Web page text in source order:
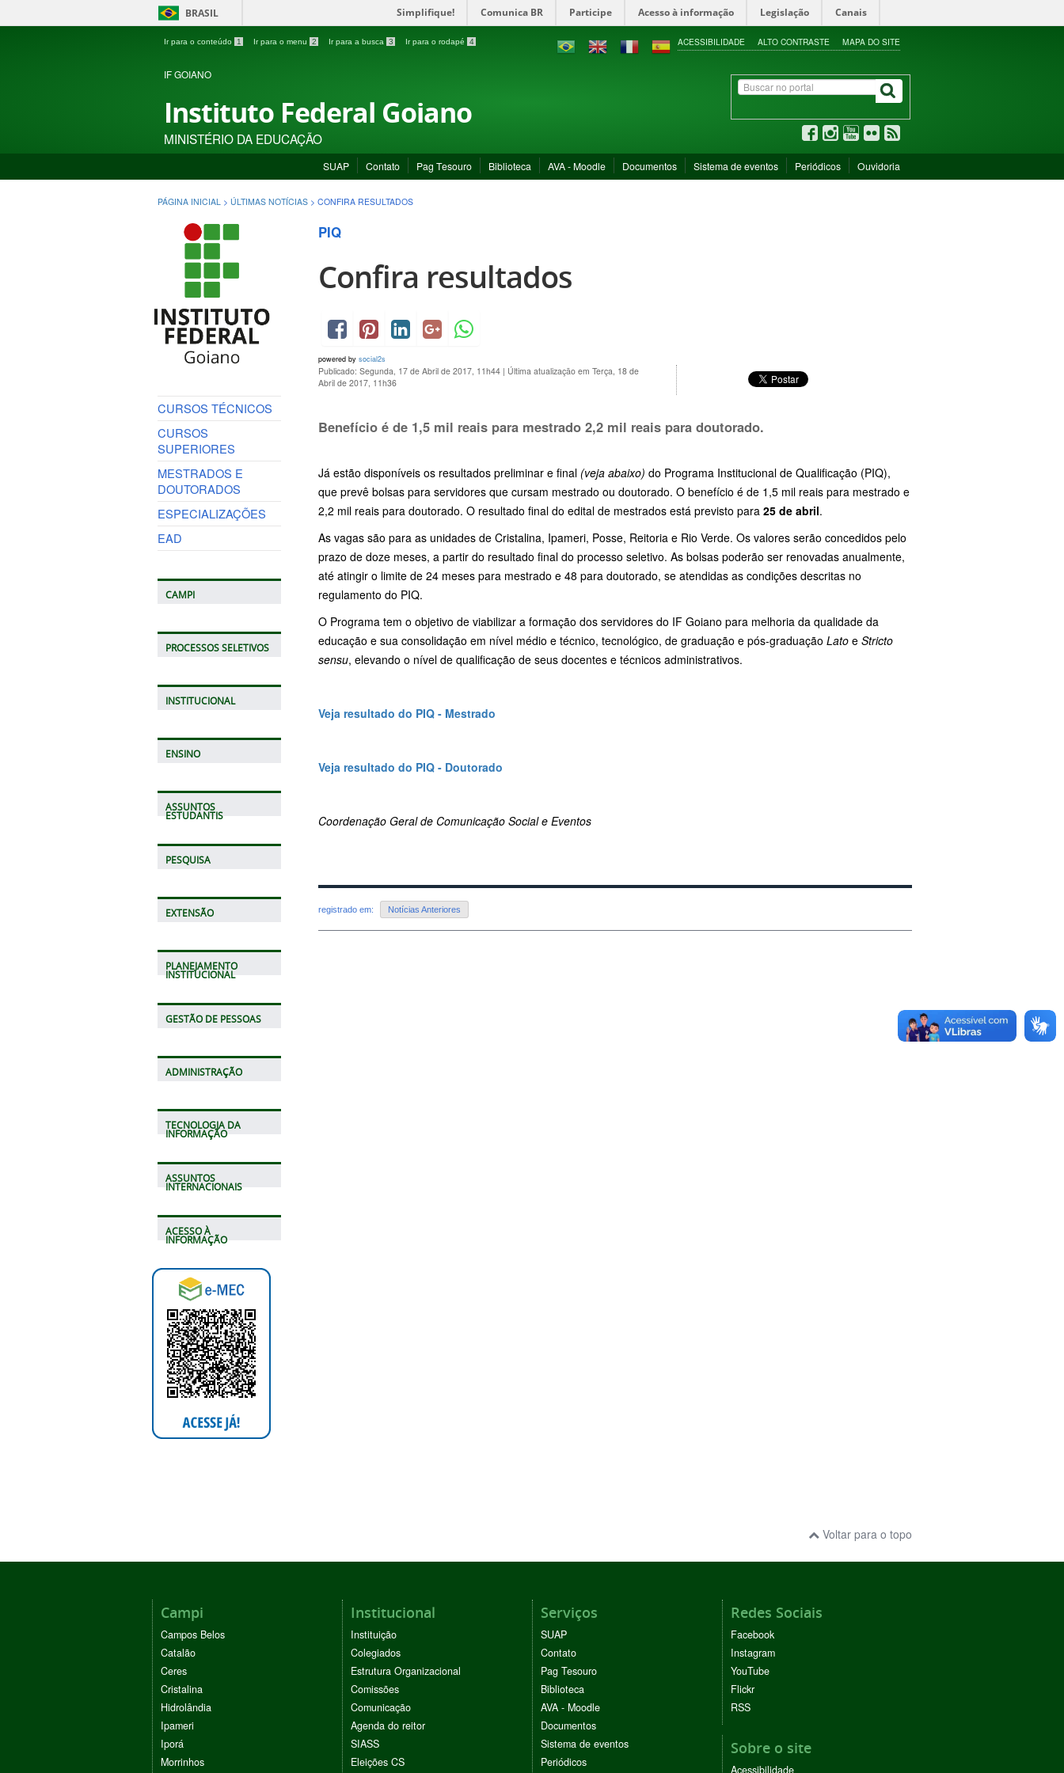
BRASIL Simplifique! Comunica BR Participe Acesso à informação Legislação Canais
Ir para o conteúdo 1 Ir para o menu 2 Ir para a busca 3 Ir para o rodapé 4 ACESSIBILIDADE ALTO CONTRASTE MAPA DO SITE
IF GOIANO
Instituto Federal Goiano
MINISTÉRIO DA EDUCAÇÃO
SUAP Contato Pag Tesouro Biblioteca AVA - Moodle Documentos Sistema de eventos Periódicos Ouvidoria
PÁGINA INICIAL > ÚLTIMAS NOTÍCIAS > CONFIRA RESULTADOS
CURSOS TÉCNICOS
CURSOS
SUPERIORES
MESTRADOS E
DOUTORADOS
ESPECIALIZAÇÕES
EAD
CAMPI
PROCESSOS SELETIVOS
INSTITUCIONAL
ENSINO
ASSUNTOS
ESTUDANTIS
PESQUISA
EXTENSÃO
PLANEJAMENTO
INSTITUCIONAL
GESTÃO DE PESSOAS
ADMINISTRAÇÃO
TECNOLOGIA DA
INFORMAÇÃO
ASSUNTOS
INTERNACIONAIS
ACESSO À
INFORMAÇÃO
PIQ
Confira resultados
powered by social2s
Publicado: Segunda, 17 de Abril de 2017, 11h44 | Última atualização em Terça, 18 de
Abril de 2017, 11h36
Benefício é de 1,5 mil reais para mestrado 2,2 mil reais para doutorado.
Já estão disponíveis os resultados preliminar e final (veja abaixo) do Programa Institucional de Qualificação (PIQ),
que prevê bolsas para servidores que cursam mestrado ou doutorado. O benefício é de 1,5 mil reais para mestrado e
2,2 mil reais para doutorado. O resultado final do edital de mestrados está previsto para 25 de abril.
As vagas são para as unidades de Cristalina, Ipameri, Posse, Reitoria e Rio Verde. Os valores serão concedidos pelo
prazo de doze meses, a partir do resultado final do processo seletivo. As bolsas poderão ser renovadas anualmente,
até atingir o limite de 24 meses para mestrado e 48 para doutorado, se atendidas as condições descritas no
regulamento do PIQ.
O Programa tem o objetivo de viabilizar a formação dos servidores do IF Goiano para melhoria da qualidade da
educação e sua consolidação em nível médio e técnico, tecnológico, de graduação e pós-graduação Lato e Stricto
sensu, elevando o nível de qualificação de seus docentes e técnicos administrativos.
Veja resultado do PIQ - Mestrado
Veja resultado do PIQ - Doutorado
Coordenação Geral de Comunicação Social e Eventos
registrado em: Notícias Anteriores
Voltar para o topo
Campi
Campos Belos
Catalão
Ceres
Cristalina
Hidrolândia
Ipameri
Iporá
Morrinhos
Institucional
Instituição
Colegiados
Estrutura Organizacional
Comissões
Comunicação
Agenda do reitor
SIASS
Eleições CS
Serviços
SUAP
Contato
Pag Tesouro
Biblioteca
AVA - Moodle
Documentos
Sistema de eventos
Periódicos
Redes Sociais
Facebook
Instagram
YouTube
Flickr
RSS
Sobre o site